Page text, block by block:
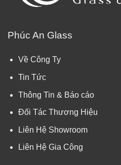
Phúc An Glass
Về Công Ty
Tin Tức
Thông Tin & Báo cáo
Đối Tác Thương Hiệu
Liên Hệ Showroom
Liên Hệ Gia Công